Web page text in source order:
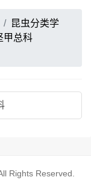
昆虫分类学
甲总科
All Rights Reserved.